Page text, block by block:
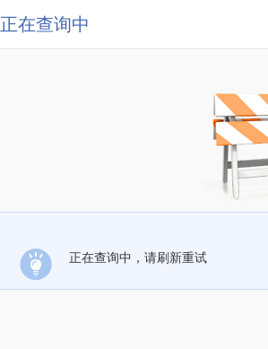
正在查询中
正在查询中，请刷新重试